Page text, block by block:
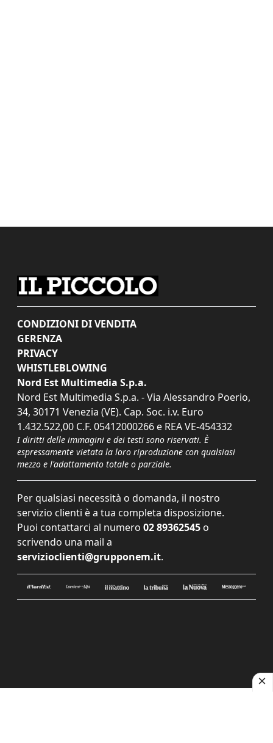
CONDIZIONI DI VENDITA
GERENZA
PRIVACY
WHISTLEBLOWING
Nord Est Multimedia S.p.a.
Nord Est Multimedia S.p.a. - Via Alessandro Poerio,
34, 30171 Venezia (VE). Cap. Soc. i.v. Euro
1.432.522,00 C.F. 05412000266 e REA VE-454332
I diritti delle immagini e dei testi sono riservati. È
espressamente vietata la loro riproduzione con qualsiasi
mezzo e l'adattamento totale o parziale.
Per qualsiasi necessità o domanda, il nostro
servizio clienti è a tua completa disposizione.
Puoi contattarci al numero 02 89362545 o
scrivendo una mail a
servizioclienti@grupponem.it.